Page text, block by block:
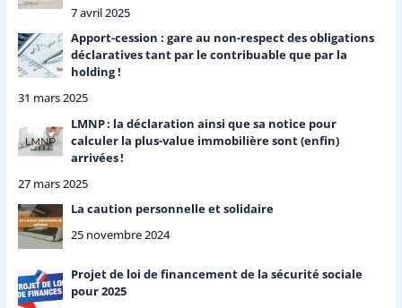
7 avril 2025
Apport-cession : gare au non-respect des obligations
déclaratives tant par le contribuable que par la
holding !
31 mars 2025
LMNP : la déclaration ainsi que sa notice pour
calculer la plus-value immobilière sont (enfin)
arrivées !
27 mars 2025
La caution personnelle et solidaire
25 novembre 2024
Projet de loi de financement de la sécurité sociale
pour 2025